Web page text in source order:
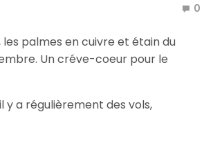
0
palmes en cuivre et étain du
Un créve-coeur pour le
y a régulièrement des vols,